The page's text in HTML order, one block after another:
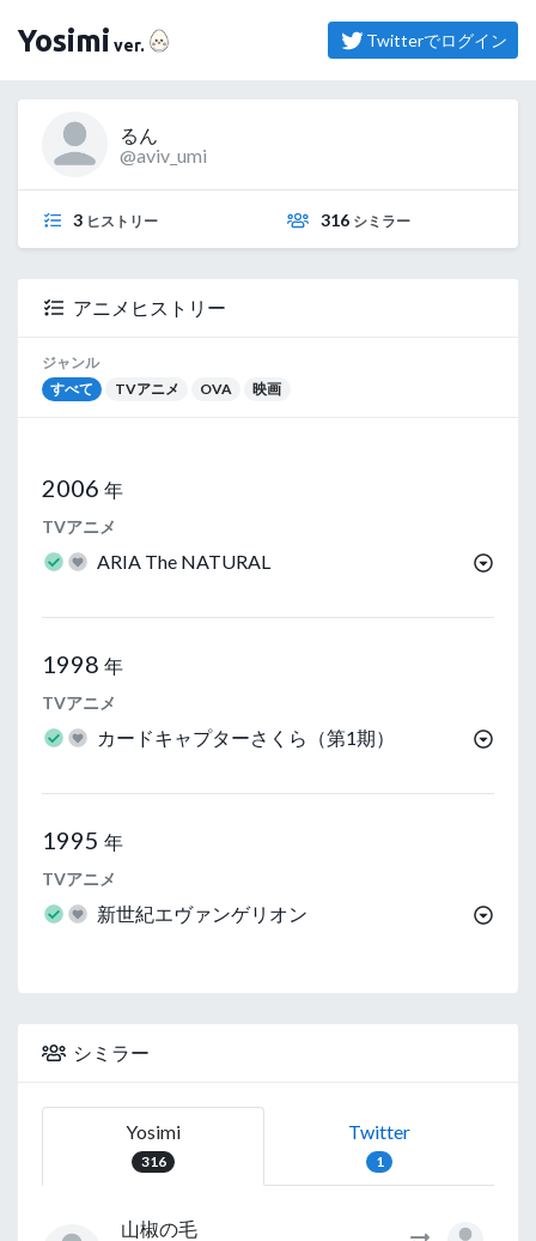
Yosimi（よしみ）
ver. Twitterでログイン
るん
@aviv_umi
3 ヒストリー 316 シミラー
アニメヒストリー
ジャンル
すべて
TVアニメ OVA 映画
2006 年
TVアニメ
ARIA The NATURAL
1998 年
TVアニメ
カードキャプターさくら（第1期）
1995 年
TVアニメ
新世紀エヴァンゲリオン
シミラー
Yosimi
316
Twitter
1
山椒の毛